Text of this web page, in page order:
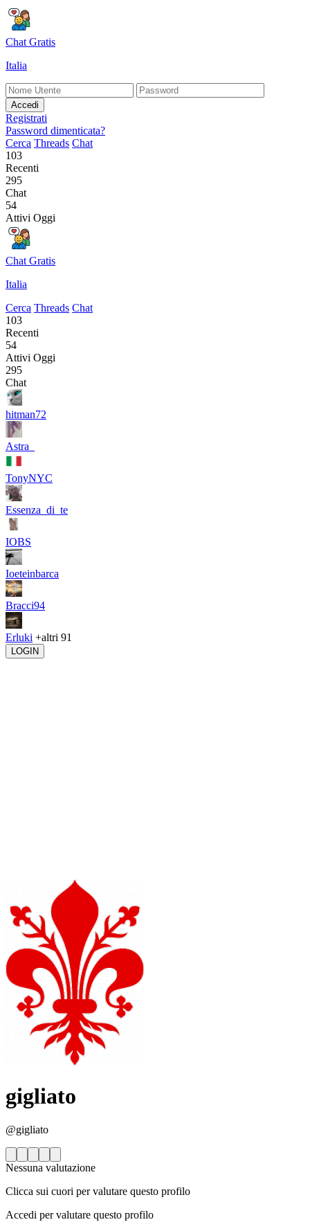
Chat Gratis
Italia
Accedi
Registrati
Password dimenticata?
Cerca Threads Chat
103
Recenti
295
Chat
54
Attivi Oggi
Chat Gratis
Italia
Cerca Threads Chat
103
Recenti
54
Attivi Oggi
295
Chat
hitman72
Astra_
TonyNYC
Essenza_di_te
IOBS
Ioeteinbarca
Bracci94
Erluki +altri 91
LOGIN
gigliato
@gigliato
Nessuna valutazione
Clicca sui cuori per valutare questo profilo
Accedi per valutare questo profilo